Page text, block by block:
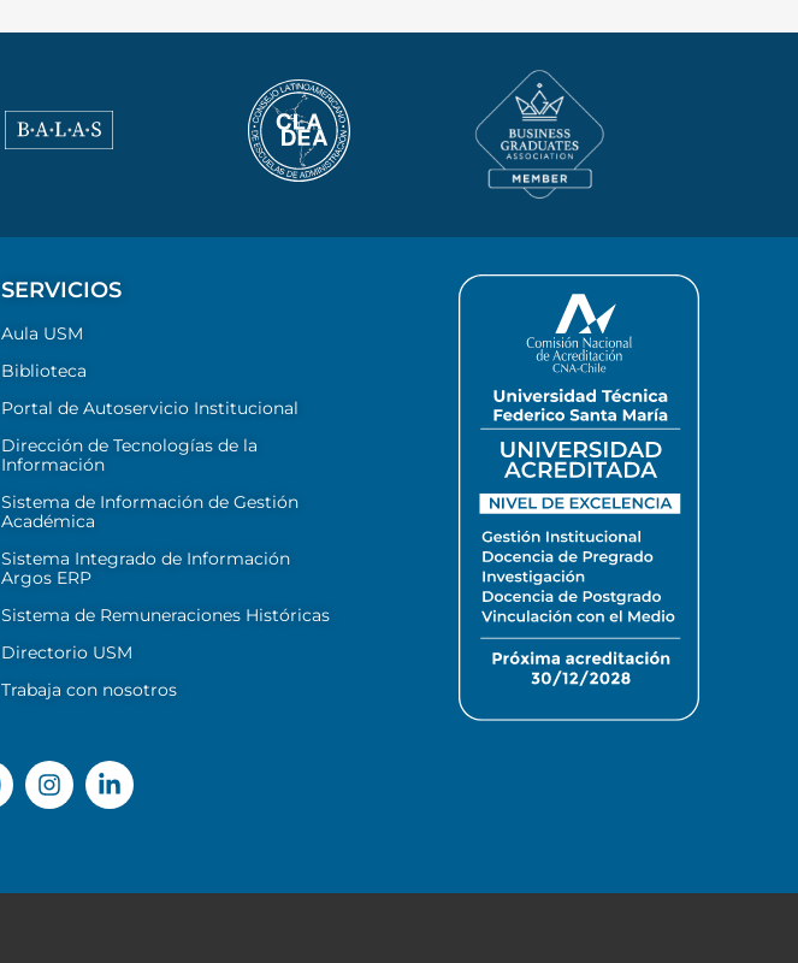
SERVICIOS
Aula USM
Biblioteca
Portal de Autoservicio Institucional
Dirección de Tecnologías de la
Información
Sistema de Información de Gestión
Académica
Sistema Integrado de Información
Argos ERP
Sistema de Remuneraciones Históricas
Directorio USM
Trabaja con nosotros